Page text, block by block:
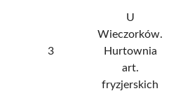
3
U
Wieczorków.
Hurtownia
art.
fryzjerskich